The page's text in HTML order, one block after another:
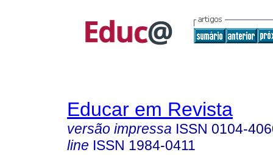
Educar em Revista
versão impressa ISSN 0104-
line ISSN 1984-0411